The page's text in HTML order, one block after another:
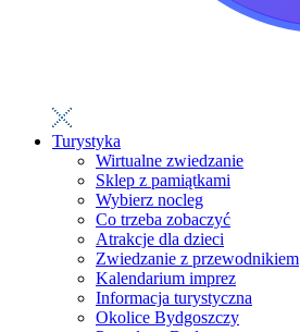
Turystyka
Wirtualne zwiedzanie
Sklep z pamiątkami
Wybierz nocleg
Co trzeba zobaczyć
Atrakcje dla dzieci
Zwiedzanie z przewodnikiem
Kalendarium imprez
Informacja turystyczna
Okolice Bydgoszczy